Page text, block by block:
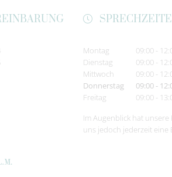
Montag
09:00 -
Dienstag
09:00 -
Mittwoch
09:00 -
Donnerstag
09:00 -
Freitag
09:00 -
Im Augenblick hat
uns jedoch jederzeit eine